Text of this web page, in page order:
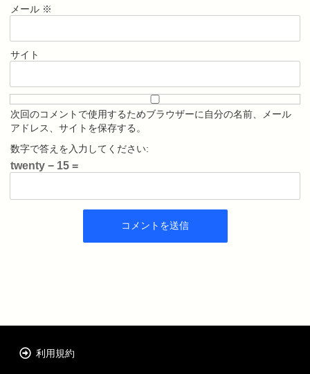
メール ※
サイト
次回のコメントで使用するためブラウザーに自分の名前、メール
アドレス、サイトを保存する。
数字で答えを入力してください:
twenty − 15 =
利用規約